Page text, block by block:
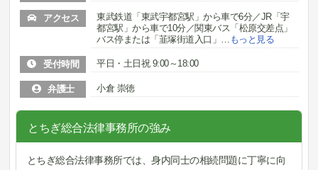
アクセス
東武鉄道「東武宇都宮駅」から車で6分／JR「宇
都宮駅」から車で10分／関東バス「松原交差点」
バス停または「韮塚街道入口」 … もっと見る
受付時間 平日・土日祝 9:00～18:00
弁護士 小倉 崇徳
とちぎ総合法律事務所の強み
とちぎ総合法律事務所では、身内同士の相続問題に丁寧に向